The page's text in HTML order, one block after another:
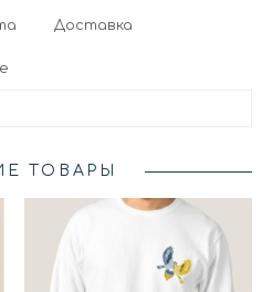
Доставка
ТОВАРЫ